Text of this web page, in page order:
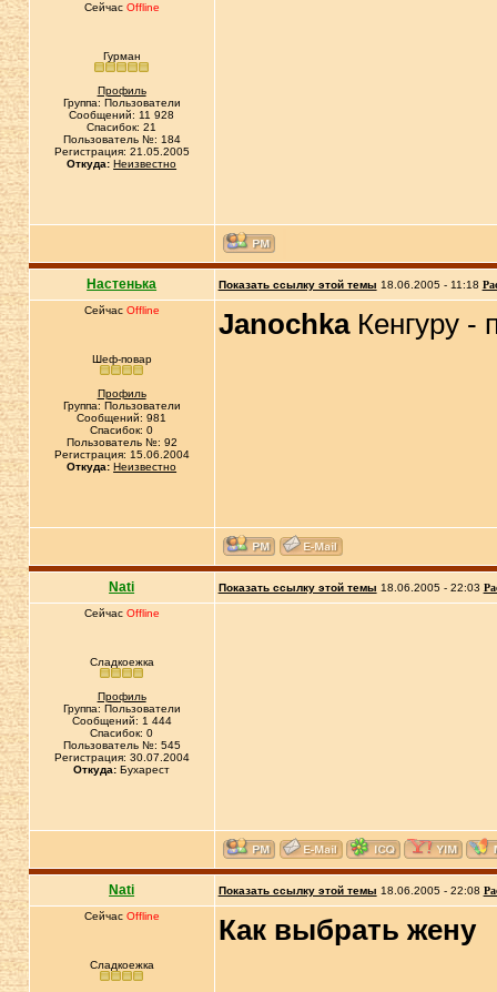
Сейчас Offline
Гурман
Профиль
Группа: Пользователи
Сообщений: 11 928
Спасибок: 21
Пользователь №: 184
Регистрация: 21.05.2005
Откуда: Неизвестно
Настенька Показать ссылку этой темы 18.06.2005 - 11:18
Сейчас Offline
Шеф-повар
Профиль
Группа: Пользователи
Сообщений: 981
Спасибок: 0
Пользователь №: 92
Регистрация: 15.06.2004
Откуда: Неизвестно
JanochkaКенгуру -
Nati Показать ссылку этой темы 18.06.2005 - 22:03
Сейчас Offline
Сладкоежка
Профиль
Группа: Пользователи
Сообщений: 1 444
Спасибок: 0
Пользователь №: 545
Регистрация: 30.07.2004
Откуда: Бухарест
Nati Показать ссылку этой темы 18.06.2005 - 22:08
Сейчас Offline
Сладкоежка
Как выбрать жену